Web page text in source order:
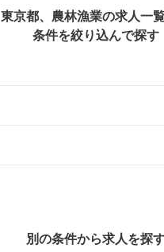
東京都、農林漁業の求人一
条件を絞り込んで探す
別の条件から求人を探